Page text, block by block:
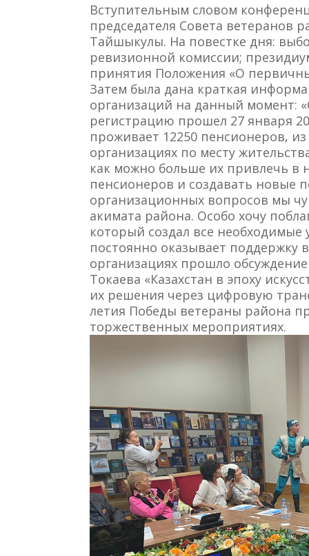
Вступительным словом
председателя Совета
Тайшыкулы. На повестке дня:
ревизионной комиссии;
принятия Положения «О
Затем была дана краткая
организаций на данный момент:
регистрацию прошел 27 января
проживает 12250 пенсионеров,
организациях по месту
как можно больше их привлечь в
пенсионеров и создавать новые
организационных вопросов мы
акимата района. Особо хочу
который создал все необходимые
постоянно оказывает поддержку
организациях прошло
Токаева «Казахстан в эпоху
их решения через цифровую
летия Победы ветераны района
торжественных мероприятиях.